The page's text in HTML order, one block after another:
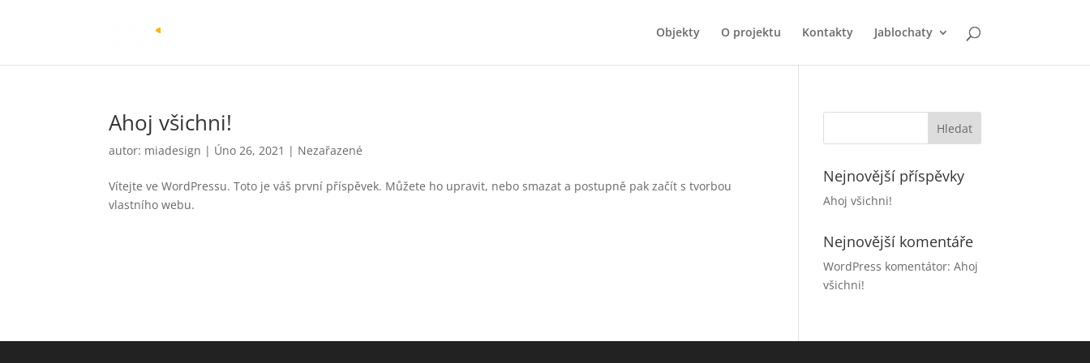
Objekty O projektu Kontakty Jablochaty
Ahoj všichni!
autor: miadesign | Úno 26, 2021 | Nezařazené
Vítejte ve WordPressu. Toto je váš první příspěvek. Můžete ho upravit, nebo smazat a postupně pak začít s tvorbou
vlastního webu.
Nejnovější příspěvky
Ahoj všichni!
Nejnovější komentáře
WordPress komentátor:Ahoj
všichni!